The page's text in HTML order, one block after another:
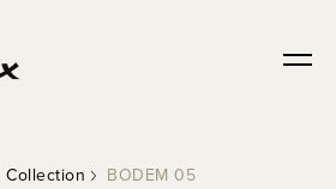
Collection BODEM 05